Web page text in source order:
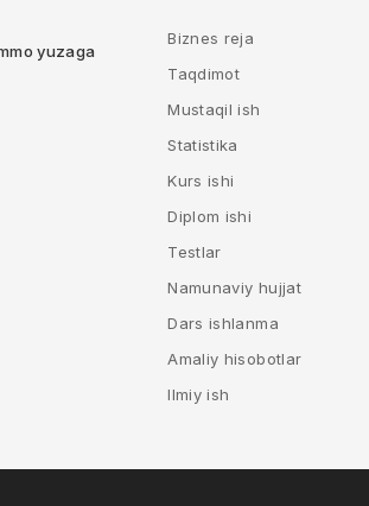
yuzaga
Biznes reja
Taqdimot
Mustaqil ish
Statistika
Kurs ishi
Diplom ishi
Testlar
Namunaviy hujjat
Dars ishlanma
Amaliy hisobotlar
Ilmiy ish